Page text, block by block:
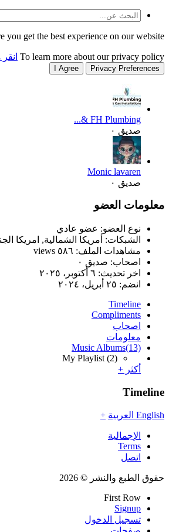
you get the best experience on our website.
To learn more about our privacy policy انقر
Privacy Preferences
I Agree
FH Plumbing &...
صديق ٠
Monic lavaren
صديق ٠
معلومات العضو
نوع العضو: عضو عادي
الشبكات: أمريكا الشمالية, امريكا
مشاهدات الملف: ٥٨٦ views
اصحاب: صديق ٠
اخر تحديث: ٦ أكتوبر، ٢٠٢٥
انضم: ٢٥ أبريل، ٢٠٢٤
Timeline
Compliments
اصحاب
معلومات
Music Albums(13)
My Playlist (2)
أكثر +
Timeline
English العربية +
الإجمالية
Terms
اتصل
حقوق الطبع والنشر © 2026
First Row
Signup
تسجيل الدخول